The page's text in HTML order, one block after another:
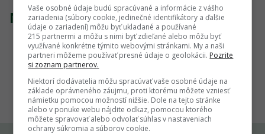
Nenašli sme žiadny produkt
1
Vaše osobné údaje budú spracúvané a informácie z vášho
zariadenia (súbory cookie, jedinečné identifikátory a ďalšie
údaje o zariadení) môžu byť ukladané a používané
215 partnermi a môžu s nimi byť zdieľané alebo môžu byť
využívané konkrétne týmito webovými stránkami. My a naši
partneri môžeme používať presné údaje o geolokácii. Pozrite
si zoznam partnerov.
Niektorí dodávatelia môžu spracúvať vaše osobné údaje na
základe oprávneného záujmu, proti ktorému môžete vzniesť
námietku pomocou možností nižšie. Dole na tejto stránke
alebo v ponuke webu nájdite odkaz, pomocou ktorého
môžete spravovať alebo odvolať súhlas v nastaveniach
ochrany súkromia a súborov cookie.